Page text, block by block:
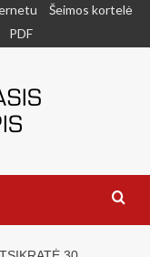
Šeimos kortelė
PDF